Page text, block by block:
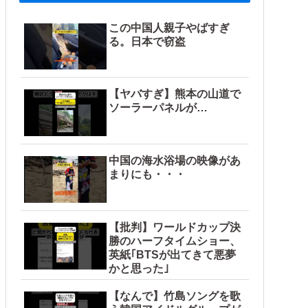
この中国人親子やばすぎ
る。日本で窃盗
【ヤバすぎ】熊本の山道で
ソーラーパネルが…
中国の海水浴場の映像があ
まりにも・・・
【批判】ワールドカップ決
勝のハーフタイムショー、
英紙｢BTSが出てきて悪夢
かと思った｣
【なんで】竹島ソングを歌